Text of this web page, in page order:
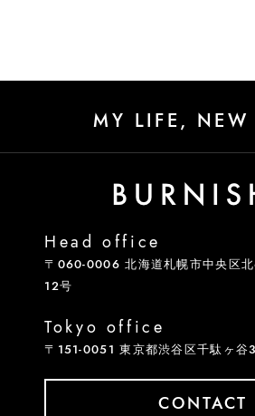
MY LIFE, NEW
Head office
〒060-0006 北海道札幌市中央区
12号
Tokyo office
〒151-0051 東京都渋谷区千駄ヶ谷
CONTACT